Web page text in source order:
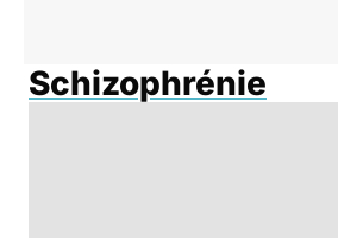
Schizophrénie